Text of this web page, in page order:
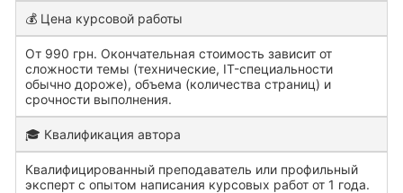
💰 Цена курсовой работы
От 990 грн. Окончательная стоимость зависит от
сложности темы (технические, IT-специальности
обычно дороже), объема (количества страниц) и
срочности выполнения.
🎓 Квалификация автора
Квалифицированный преподаватель или профильный
эксперт с опытом написания курсовых работ от 1 года.